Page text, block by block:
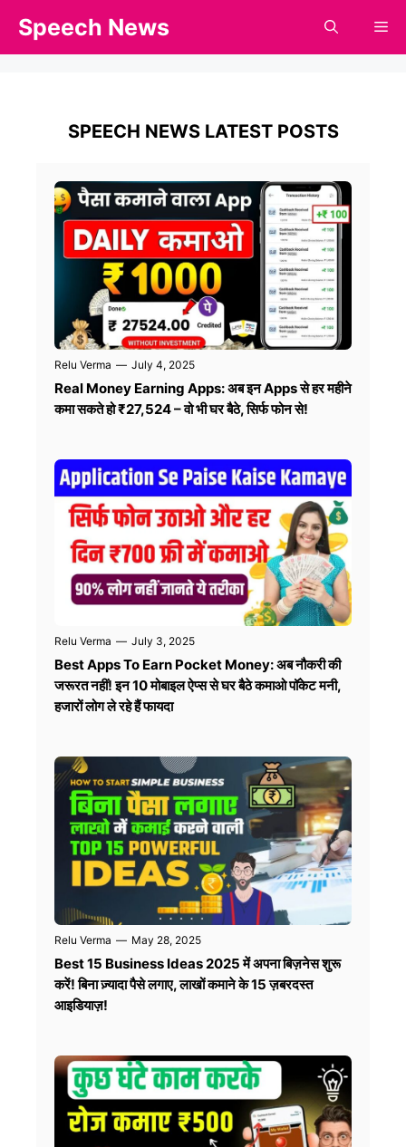
content
Speech News
SPEECH NEWS LATEST POSTS
Relu Verma — July 4, 2025
Real Money Earning Apps: अब इन Apps से हर महीने
कमा सकते हो ₹27,524 – वो भी घर बैठे, सिर्फ फोन से!
Relu Verma — July 3, 2025
Best Apps To Earn Pocket Money: अब नौकरी की
जरूरत नहीं! इन 10 मोबाइल ऐप्स से घर बैठे कमाओ पॉकेट मनी,
हजारों लोग ले रहे हैं फायदा
Relu Verma — May 28, 2025
Best 15 Business Ideas 2025 में अपना बिज़नेस शुरू
करें! बिना ज़्यादा पैसे लगाए, लाखों कमाने के 15 ज़बरदस्त
आइडियाज़!